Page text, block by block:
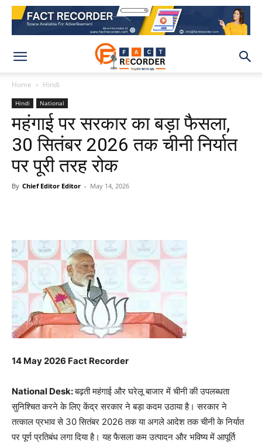
Home Hindi
Hindi National
महंगाई पर सरकार का बड़ा फैसला,
30 सितंबर 2026 तक चीनी निर्यात
पर पूरी तरह रोक
By Chief Editor Editor - May 14, 2026
14 May 2026 Fact Recorder
National Desk:बढ़ती महंगाई और घरेलू बाजार में चीनी की उपलब्धता
सुनिश्चित करने के लिए केंद्र सरकार ने बड़ा कदम उठाया है। सरकार ने
तत्काल प्रभाव से 30 सितंबर 2026 तक या अगले आदेश तक चीनी के निर्यात
पर पूर्ण प्रतिबंध लगा दिया है। यह फैसला कम उत्पादन और भविष्य में आपूर्ति